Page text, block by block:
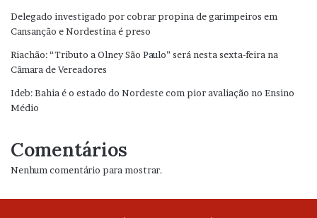
Delegado investigado por cobrar propina de garimpeiros em
Cansanção e Nordestina é preso
Riachão: “Tributo a Olney São Paulo” será nesta sexta-feira na
Câmara de Vereadores
Ideb: Bahia é o estado do Nordeste com pior avaliação no Ensino
Médio
Comentários
Nenhum comentário para mostrar.